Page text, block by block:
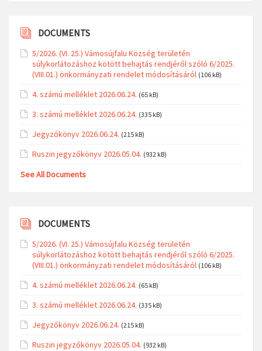
DOCUMENTS
5/2026. (VI. 25.) Vámosújfalu Község területén
súlykorlátozáshoz kötött behajtás rendjéről szóló 6/2025.
(VIII.01.) önkormányzati rendelet módosításáról (106 kB)
4. számú melléklet 2026.06.24. (65 kB)
3. számú melléklet 2026.06.24. (335 kB)
Jegyzőkönyv 2026.06.24. (215 kB)
Ruszin jegyzőkönyv 2026.05.04. (932 kB)
See All Documents
DOCUMENTS
5/2026. (VI. 25.) Vámosújfalu Község területén
súlykorlátozáshoz kötött behajtás rendjéről szóló 6/2025.
(VIII.01.) önkormányzati rendelet módosításáról (106 kB)
4. számú melléklet 2026.06.24. (65 kB)
3. számú melléklet 2026.06.24. (335 kB)
Jegyzőkönyv 2026.06.24. (215 kB)
Ruszin jegyzőkönyv 2026.05.04. (932 kB)